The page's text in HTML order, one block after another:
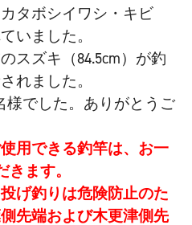
タボシイワシ・キビ
いました。
スズキ（84.5cm）が釣
れました。
様でした。ありがとうご
用できる釣竿は、お一
きます。
げ釣りは危険防止のた
先端および木更津側先